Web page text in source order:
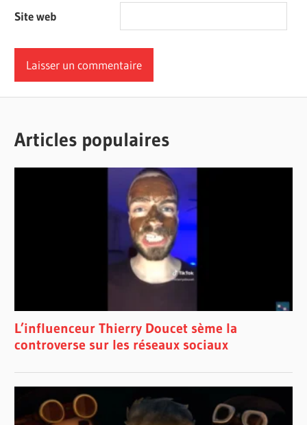
Site web
Articles populaires